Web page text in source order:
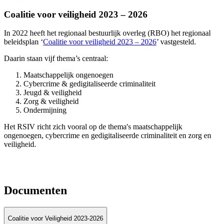
Coalitie voor veiligheid 2023 – 2026
In 2022 heeft het regionaal bestuurlijk overleg (RBO) het regionaal
beleidsplan ‘Coalitie voor veiligheid 2023 – 2026’ vastgesteld.
Daarin staan vijf thema’s centraal:
Maatschappelijk ongenoegen
Cybercrime & gedigitaliseerde criminaliteit
Jeugd & veiligheid
Zorg & veiligheid
Ondermijning
Het RSIV richt zich vooral op de thema's maatschappelijk
ongenoegen, cybercrime en gedigitaliseerde criminaliteit en zorg en
veiligheid.
Documenten
Coalitie voor Veiligheid 2023-2026